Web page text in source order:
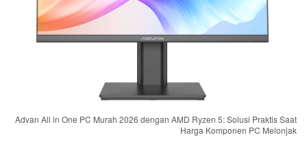
Advan All in One PC Murah 2026 dengan AMD Ryzen 5: Solusi Praktis Saat
Harga Komponen PC Melonjak